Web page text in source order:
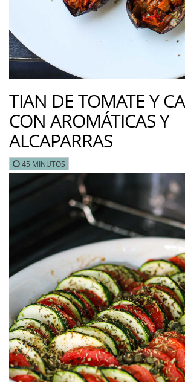
TIAN DE TOMATE Y
CON AROMÁTICAS Y
ALCAPARRAS
45 MINUTOS